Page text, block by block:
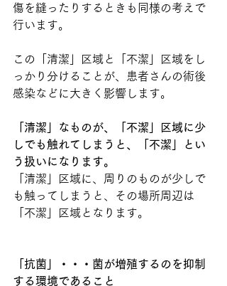
傷を縫ったりするときも同様の考えで
行います。
この「清潔」区域と「不潔」区域をし
っかり分けることが、患者さんの術後
感染などに大きく影響します。
「清潔」なものが、「不潔」区域に少
しでも触れてしまうと、「不潔」とい
う扱いになります。
「清潔」区域に、周りのものが少しで
も触ってしまうと、その場所周辺は
「不潔」区域となります。
「抗菌」・・・菌が増殖するのを抑制
する環境であること